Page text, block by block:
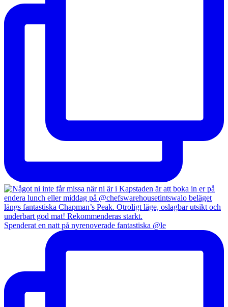
Spenderat en natt på nyrenoverade fantastiska @le